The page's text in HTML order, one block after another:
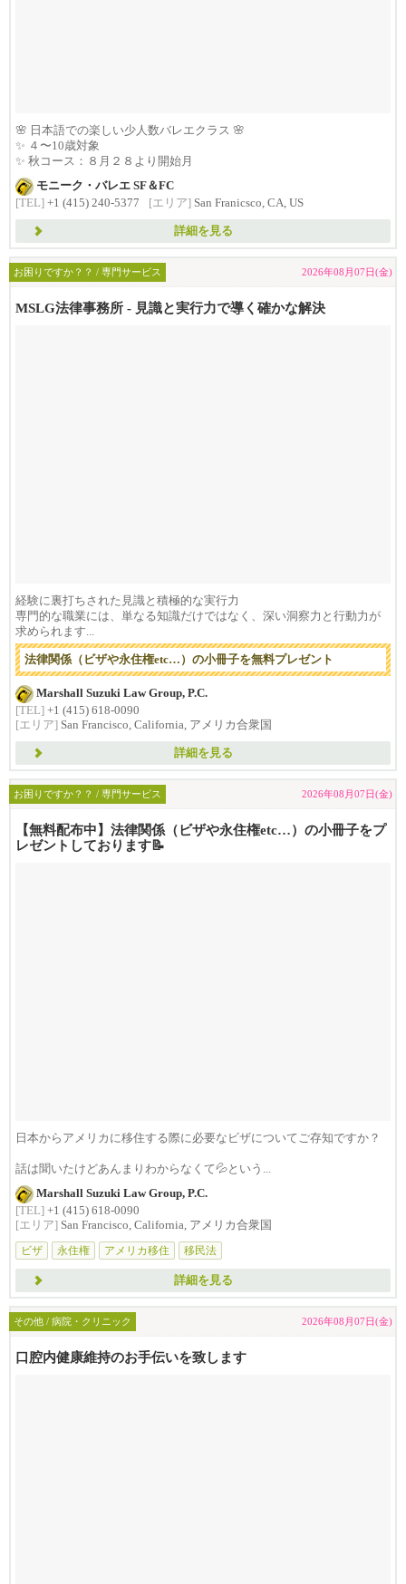
🌸 日本語での楽しい少人数バレエクラス 🌸
✨ ４〜10歳対象
✨ 秋コース：８月２８より開始月
モニーク・バレエ SF＆FC
[TEL] +1 (415) 240-5377 [エリア] San Franicsco, CA, US
詳細を見る
お困りですか？？ / 専門サービス 2026年08月07日(金)
MSLG法律事務所 - 見識と実行力で導く確かな解決
経験に裏打ちされた見識と積極的な実行力
専門的な職業には、単なる知識だけではなく、深い洞察力と行動力が
求められます...
法律関係（ビザや永住権etc…）の小冊子を無料プレゼント
Marshall Suzuki Law Group, P.C.
[TEL] +1 (415) 618-0090
[エリア] San Francisco, California, アメリカ合衆国
詳細を見る
お困りですか？？ / 専門サービス 2026年08月07日(金)
【無料配布中】法律関係（ビザや永住権etc…）の小冊子をプ
レゼントしております📝
日本からアメリカに移住する際に必要なビザについてご存知ですか？
話は聞いたけどあんまりわからなくて💦という...
Marshall Suzuki Law Group, P.C.
[TEL] +1 (415) 618-0090
[エリア] San Francisco, California, アメリカ合衆国
ビザ
永住権 アメリカ移住 移民法
詳細を見る
その他 / 病院・クリニック 2026年08月07日(金)
口腔内健康維持のお手伝いを致します